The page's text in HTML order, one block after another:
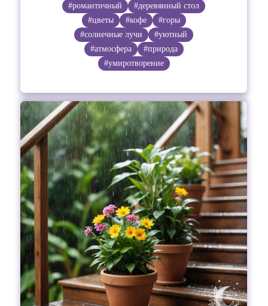
#романтичный
#деревянный стол
#цветы
#кофе
#горы
#солнечные лучи
#уютный
#атмосфера
#природа
#умиротворение